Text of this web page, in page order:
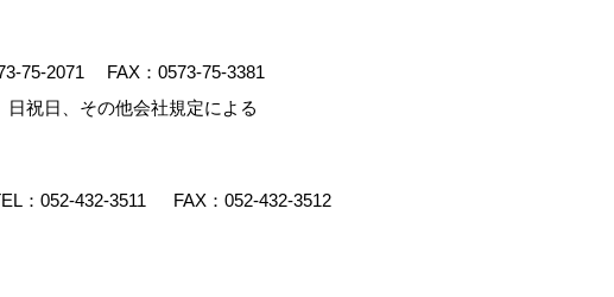
75-2071
FAX：0573-75-3381
日祝日、その他会社規定による
： 052-432-3511 FAX：052-432-3512